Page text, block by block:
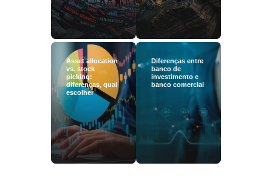
Asset allocation
vs. stock
picking:
diferenças, qual
escolher
Diferenças entre
banco de
investimento e
banco comercial